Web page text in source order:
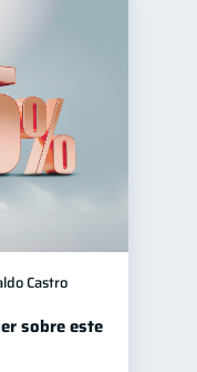
Castro
sobre este